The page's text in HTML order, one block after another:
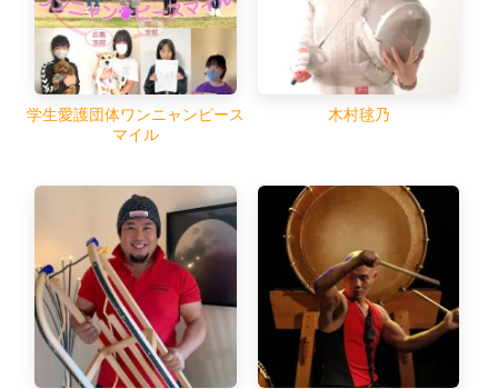
学生愛護団体ワンニャンピース
マイル
木村毬乃